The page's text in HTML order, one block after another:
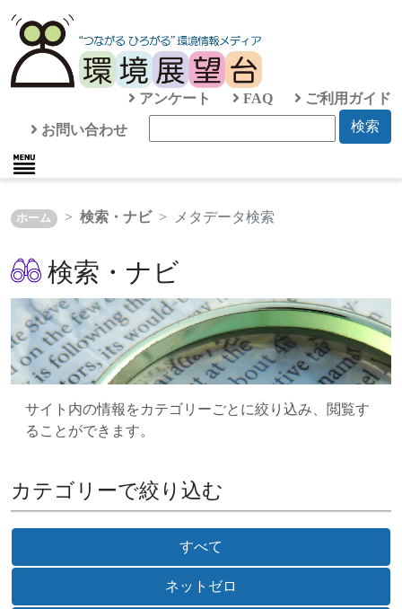
アンケート FAQ ご利用ガイド
お問い合わせ 検索
ホーム 検索・ナビ メタデータ検索
検索・ナビ
サイト内の情報をカテゴリーごとに絞り込み、閲覧す
ることができます。
カテゴリーで絞り込む
すべて
ネットゼロ